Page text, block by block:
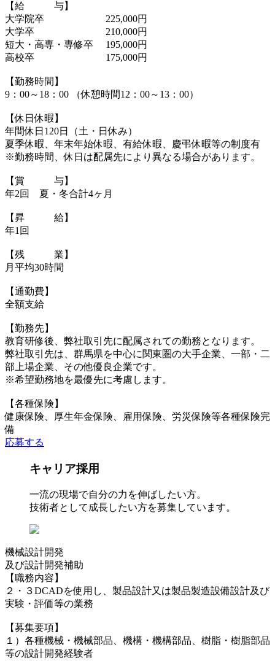
【給 与】
大学院卒 225,000円
大学卒 210,000円
短大・高専・専修卒 195,000円
高校卒 175,000円
【勤務時間】
9：00～18：00 （休憩時間12：00～13：00）
【休日休暇】
年間休日120日（土・日休み）
夏季休暇、年末年始休暇、有給休暇、慶弔休暇等の制度有
※勤務時間、休日は配属先により異なる場合があります。
【賞 与】
年2回 夏・冬合計4ヶ月
【昇 給】
年1回
【残 業】
月平均30時間
【通勤費】
全額支給
【勤務先】
教育研修後、弊社取引先に配属されての勤務となります。
弊社取引先は、群馬県を中心に関東圏の大手企業、一部・二
部上場企業、その他優良企業です。
※希望勤務地を最優先に考慮します。
【各種保険】
健康保険、厚生年金保険、雇用保険、労災保険等各種保険完
備
応募する
キャリア採用
一流の現場で自分の力を伸ばしたい方。
技術者として成長したい方を募集しています。
機械設計開発
及び設計開発補助
【職務内容】
２・３DCADを使用し、製品設計又は製品製造設備設計及び
実験・評価等の業務
【募集要項】
１）各種機械・機械部品、機構・機構部品、樹脂・樹脂部品
等の設計開発経験者